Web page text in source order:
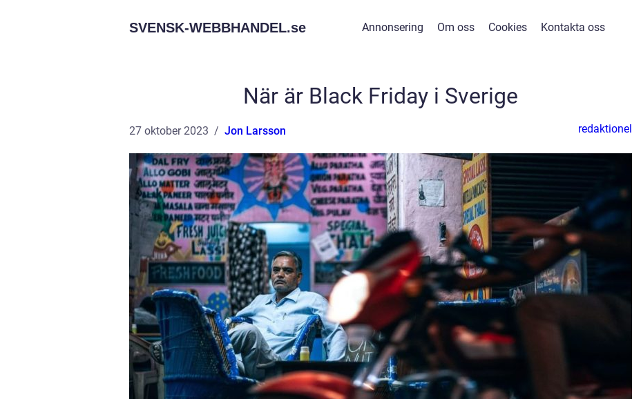
SVENSK-WEBBHANDEL.se Annonsering Om oss Cookies Kontakta oss
När är Black Friday i Sverige
27 oktober 2023 Jon Larsson redaktionel